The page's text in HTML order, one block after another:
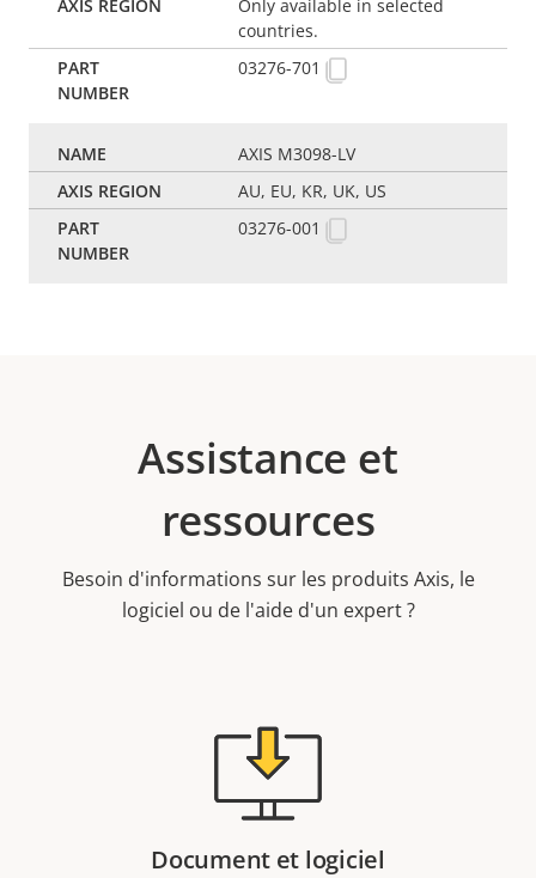
Only available in selected
countries.
03276-701
AXIS M3098-LV
AU, EU, KR, UK, US
03276-001
Assistance et
ressources
Besoin d'informations sur les produits Axis, le
logiciel ou de l'aide d'un expert ?
Document et logiciel